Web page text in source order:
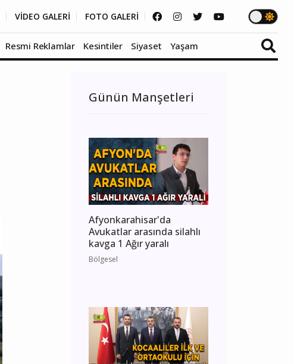
VİDEO GALERİ FOTO GALERİ
Resmi Reklamlar Kesintiler Siyaset Yaşam
Günün Manşetleri
Afyonkarahisar'da
Avukatlar arasında silahlı
kavga 1 Ağır yaralı
Bölgesel